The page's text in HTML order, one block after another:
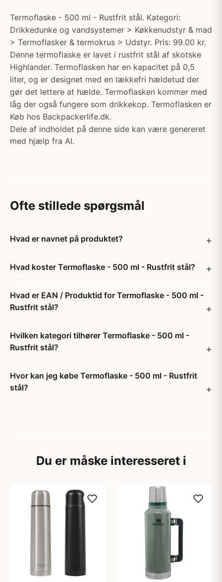
Termoflaske - 500 ml - Rustfrit stål. Kategori:
Drikkedunke og vandsystemer > Køkkenudstyr & mad
> Termoflasker & termokrus > Udstyr. Pris: 99.00 kr.
Denne termoflaske er lavet i rustfrit stål af skotske
Highlander. Termoflasken har en kapacitet på 0,5
liter, og er designet med en lækkefri hældetud der
gør det lettere at hælde. Termoflasken kommer med
låg der også fungere som drikkekop. Termoflasken er
Køb hos Backpackerlife.dk.
Dele af indholdet på denne side kan være genereret
med hjælp fra AI.
Ofte stillede spørgsmål
Hvad er navnet på produktet?
Hvad koster Termoflaske - 500 ml - Rustfrit stål?
Hvad er EAN / Produktid for Termoflaske - 500 ml -
Rustfrit stål?
Hvilken kategori tilhører Termoflaske - 500 ml -
Rustfrit stål?
Hvor kan jeg købe Termoflaske - 500 ml - Rustfrit
stål?
Du er måske interesseret i